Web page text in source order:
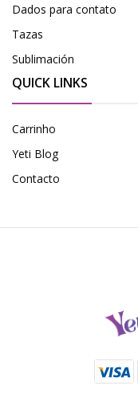
Dados para contato
Tazas
Sublimación
QUICK LINKS
Carrinho
Yeti Blog
Contacto